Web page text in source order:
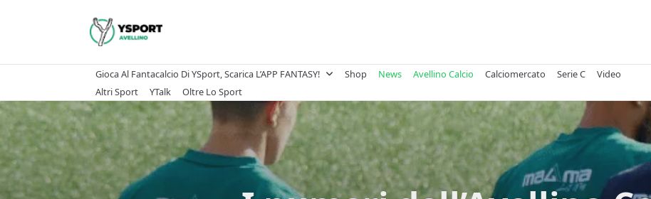
Gioca Al Fantacalcio Di YSport, Scarica L’APP FANTASY! Shop News Avellino Calcio Calciomercato Serie C
Video
Altri Sport
YTalk Oltre Lo Sport